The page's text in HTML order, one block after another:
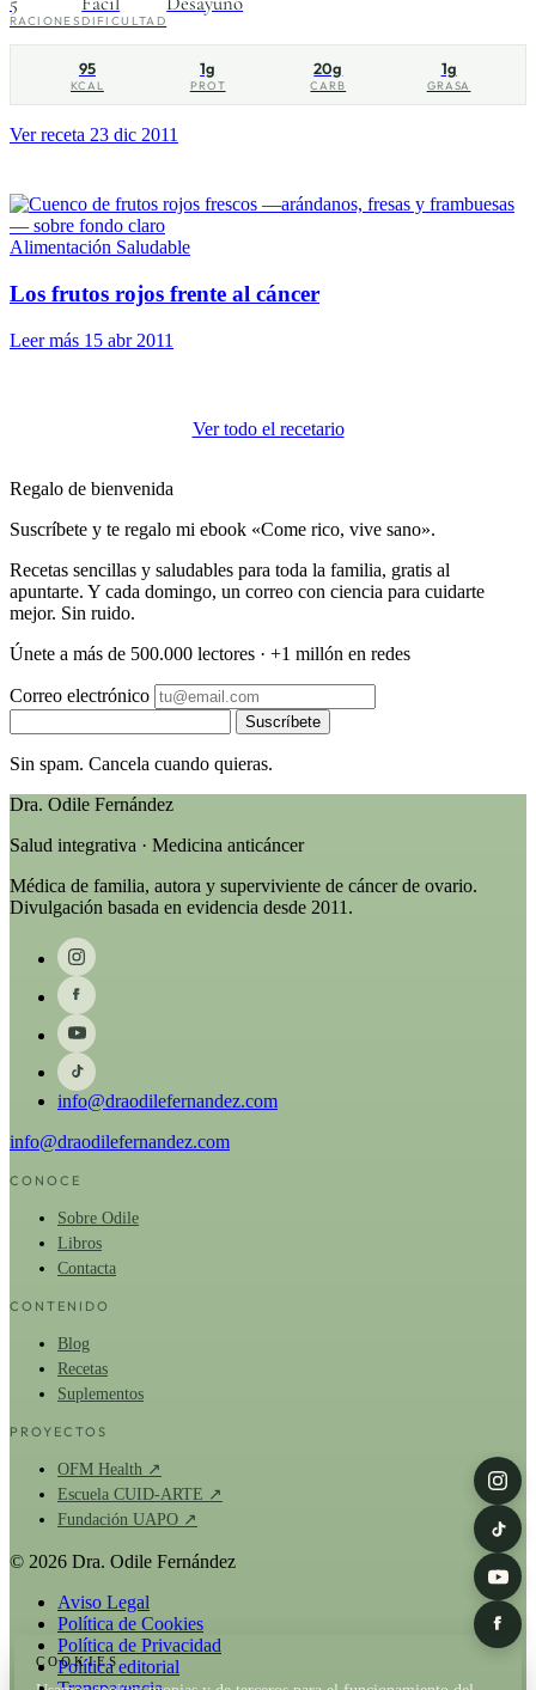
RACIONES DIFICULTAD
95
KCAL
1g
PROT
20g
CARB
1g
GRASA
Ver receta 23 dic 2011
Alimentación Saludable
Los frutos rojos frente al cáncer
Leer más 15 abr 2011
Ver todo el recetario
Regalo de bienvenida
Suscríbete y te regalo mi ebook «Come rico, vive sano».
Recetas sencillas y saludables para toda la familia, gratis al
apuntarte. Y cada domingo, un correo con ciencia para cuidarte
mejor. Sin ruido.
Únete a más de 500.000 lectores · +1 millón en redes
Correo electrónico
Suscríbete
Sin spam. Cancela cuando quieras.
Dra. Odile Fernández
Salud integrativa · Medicina anticáncer
Médica de familia, autora y superviviente de cáncer de ovario.
Divulgación basada en evidencia desde 2011.
info@draodilefernandez.com
info@draodilefernandez.com
CONOCE
Sobre Odile
Libros
Contacta
CONTENIDO
Blog
Recetas
Suplementos
PROYECTOS
OFM Health ↗
Escuela CUID-ARTE ↗
Fundación UAPO ↗
© 2026 Dra. Odile Fernández
Aviso Legal
Política de Cookies
Política de Privacidad
Política editorial
COOKIES